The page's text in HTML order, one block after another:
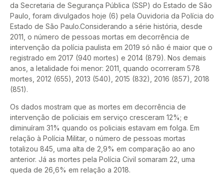
da Secretaria de Segurança Pública (SSP) do Estado de São
Paulo, foram divulgados hoje (6) pela Ouvidoria da Polícia do
Estado de São Paulo.Considerando a série história, desde
2011, o número de pessoas mortas em decorrência de
intervenção da polícia paulista em 2019 só não é maior que o
registrado em 2017 (940 mortes) e 2014 (879). Nos demais
anos, a letalidade foi menor: 2011, quando ocorreram 578
mortes, 2012 (655), 2013 (540), 2015 (832), 2016 (857), 2018
(851).
Os dados mostram que as mortes em decorrência de
intervenção de policiais em serviço cresceram 12%; e
diminuíram 31% quando os policiais estavam em folga. Em
relação à Polícia Militar, o número de pessoas mortas
totalizou 845, uma alta de 2,9% em comparação ao ano
anterior. Já as mortes pela Polícia Civil somaram 22, uma
queda de 26,6% em relação a 2018.